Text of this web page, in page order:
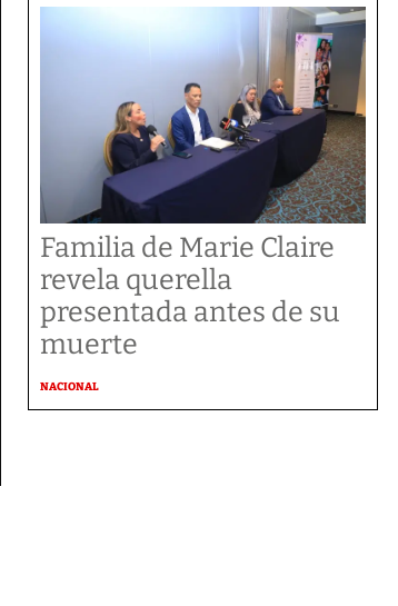
Familia de Marie Claire
revela querella
presentada antes de su
muerte
NACIONAL